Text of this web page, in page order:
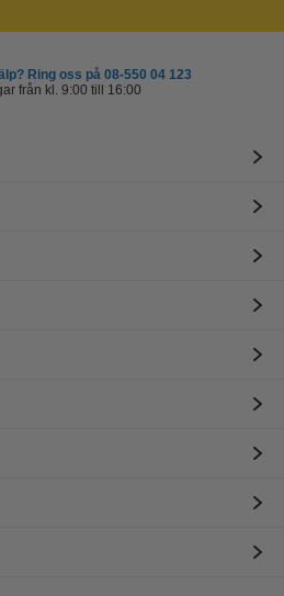
Ring oss på 08-550 04 123
från kl. 9:00 till 16:00